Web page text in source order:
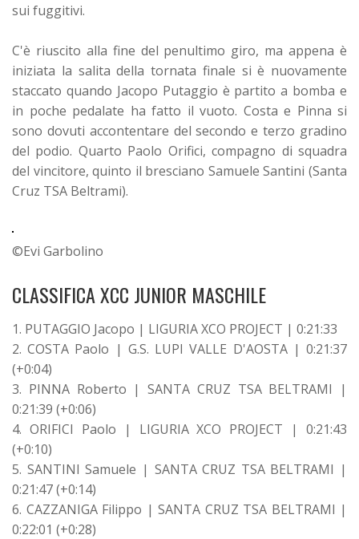
sui fuggitivi.
C'è riuscito alla fine del penultimo giro, ma appena è
iniziata la salita della tornata finale si è nuovamente
staccato quando Jacopo Putaggio è partito a bomba e
in poche pedalate ha fatto il vuoto. Costa e Pinna si
sono dovuti accontentare del secondo e terzo gradino
del podio. Quarto Paolo Orifici, compagno di squadra
del vincitore, quinto il bresciano Samuele Santini (Santa
Cruz TSA Beltrami).
©Evi Garbolino
CLASSIFICA XCC JUNIOR MASCHILE
1. PUTAGGIO Jacopo | LIGURIA XCO PROJECT | 0:21:33
2. COSTA Paolo | G.S. LUPI VALLE D'AOSTA | 0:21:37
(+0:04)
3. PINNA Roberto | SANTA CRUZ TSA BELTRAMI |
0:21:39 (+0:06)
4. ORIFICI Paolo | LIGURIA XCO PROJECT | 0:21:43
(+0:10)
5. SANTINI Samuele | SANTA CRUZ TSA BELTRAMI |
0:21:47 (+0:14)
6. CAZZANIGA Filippo | SANTA CRUZ TSA BELTRAMI |
0:22:01 (+0:28)